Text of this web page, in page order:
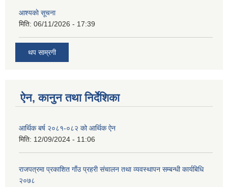
आश्यकाे सूचना
मिति: 06/11/2026 - 17:39
थप साम्रगी
ऐन, कानुन तथा निर्देशिका
आर्थिक बर्ष २०८१-०८२ को आर्थिक ऐन
मिति: 12/09/2024 - 11:06
राजपत्रमा प्रकाशित गाँउ प्रहरी संचालन तथा व्यवस्थापन सम्बन्धी कार्यबिधि
२०७८